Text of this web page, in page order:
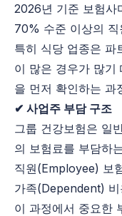
2026년 기준 보험사
70% 수준 이상의 직
특히 식당 업종은 파
이 많은 경우가 많기
을 먼저 확인하는 과
✔ 사업주 부담 구조
그룹 건강보험은 일
의 보험료를 부담하
직원(Employee) 보
가족(Dependent)
이 과정에서 중요한